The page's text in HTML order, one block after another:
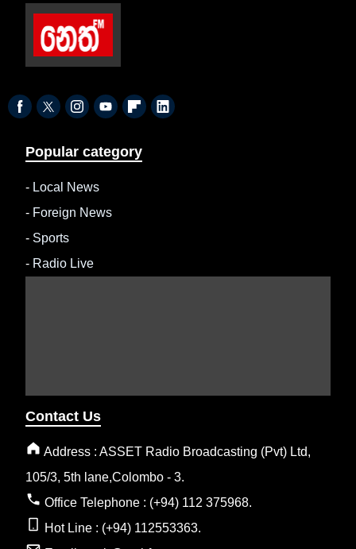
Popular category
- Local News
- Foreign News
- Sports
- Radio Live
Contact Us
Address : ASSET Radio Broadcasting (Pvt) Ltd,
105/3, 5th lane,Colombo - 3.
Office Telephone : (+94) 112 375968.
Hot Line : (+94) 112553363.